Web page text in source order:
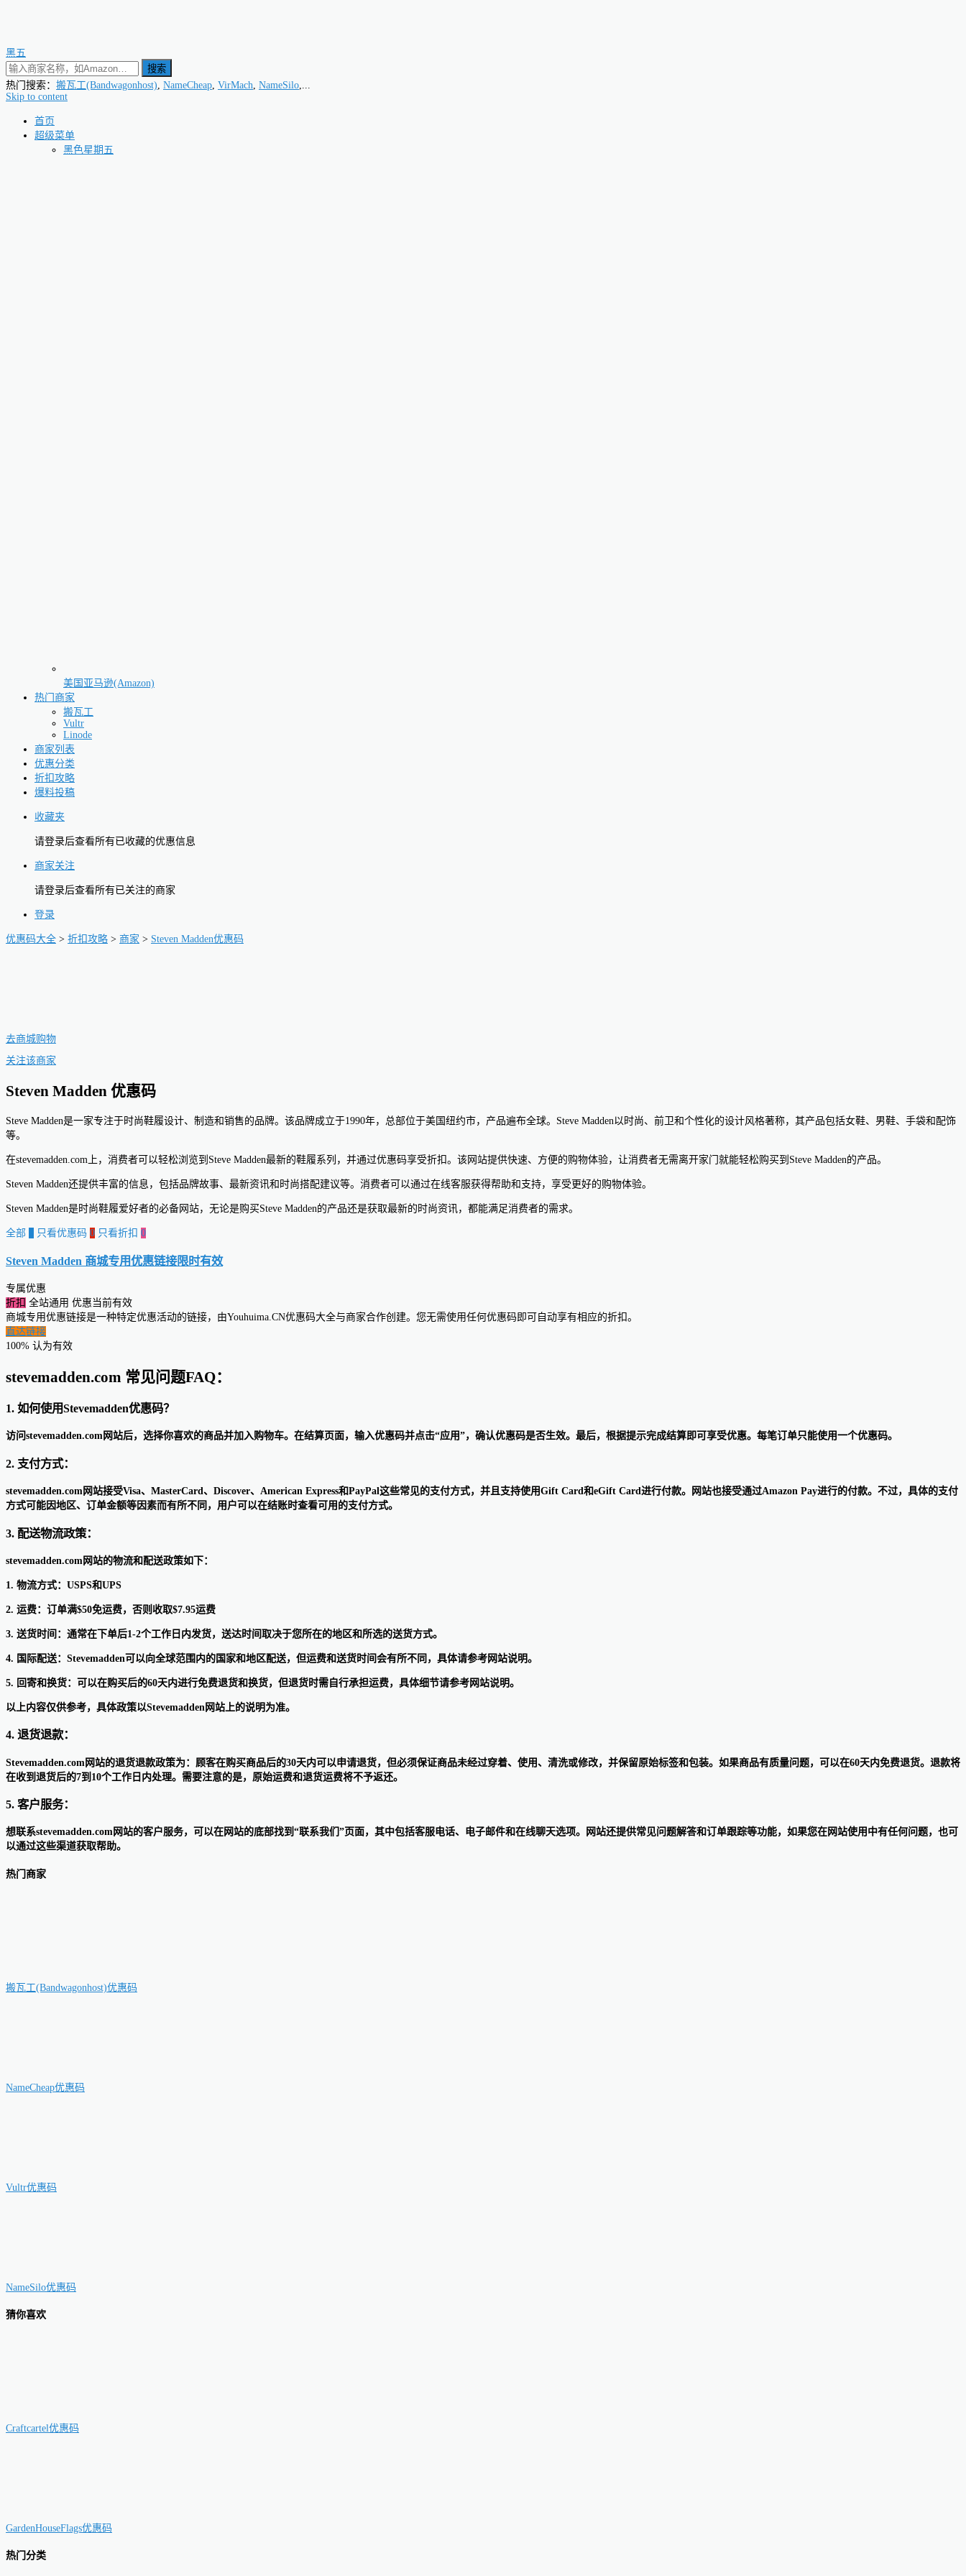
黑五
搜索
热门搜索： 搬瓦工(Bandwagonhost), NameCheap, VirMach, NameSilo,...
Skip to content
首页
超级菜单
黑色星期五
美国亚马逊(Amazon)
热门商家
搬瓦工
Vultr
Linode
商家列表
优惠分类
折扣攻略
爆料投稿
收藏夹
请登录后查看所有已收藏的优惠信息
商家关注
请登录后查看所有已关注的商家
登录
优惠码大全 > 折扣攻略 > 商家 > Steven Madden优惠码
去商城购物
关注该商家
Steven Madden 优惠码
Steve Madden是一家专注于时尚鞋履设计、制造和销售的品牌。该品牌成立于1990年，总部位于美国纽约市，产品遍布全球。Steve Madden以时尚、前卫和个性化的设计风格著称，其产品包括女鞋、男鞋、手袋和配饰
等。
在stevemadden.com上，消费者可以轻松浏览到Steve Madden最新的鞋履系列，并通过优惠码享受折扣。该网站提供快速、方便的购物体验，让消费者无需离开家门就能轻松购买到Steve Madden的产品。
Steven Madden还提供丰富的信息，包括品牌故事、最新资讯和时尚搭配建议等。消费者可以通过在线客服获得帮助和支持，享受更好的购物体验。
Steven Madden是时尚鞋履爱好者的必备网站，无论是购买Steve Madden的产品还是获取最新的时尚资讯，都能满足消费者的需求。
全部 只看优惠码 0 只看折扣 0
Steven Madden 商城专用优惠链接限时有效
专属优惠
折扣 全站通用 优惠当前有效
商城专用优惠链接是一种特定优惠活动的链接，由Youhuima.CN优惠码大全与商家合作创建。您无需使用任何优惠码即可自动享有相应的折扣。
直达链接
100% 认为有效
stevemadden.com 常见问题FAQ：
1. 如何使用Stevemadden优惠码？
访问stevemadden.com网站后，选择你喜欢的商品并加入购物车。在结算页面，输入优惠码并点击“应用”，确认优惠码是否生效。最后，根据提示完成结算即可享受优惠。每笔订单只能使用一个优惠码。
2. 支付方式：
stevemadden.com网站接受Visa、MasterCard、Discover、American Express和PayPal这些常见的支付方式，并且支持使用Gift Card和eGift Card进行付款。网站也接受通过Amazon Pay进行的付款。不过，具体的支付
方式可能因地区、订单金额等因素而有所不同，用户可以在结账时查看可用的支付方式。
3. 配送物流政策：
stevemadden.com网站的物流和配送政策如下：
1. 物流方式：USPS和UPS
2. 运费：订单满$50免运费，否则收取$7.95运费
3. 送货时间：通常在下单后1-2个工作日内发货，送达时间取决于您所在的地区和所选的送货方式。
4. 国际配送：Stevemadden可以向全球范围内的国家和地区配送，但运费和送货时间会有所不同，具体请参考网站说明。
5. 回寄和换货：可以在购买后的60天内进行免费退货和换货，但退货时需自行承担运费，具体细节请参考网站说明。
以上内容仅供参考，具体政策以Stevemadden网站上的说明为准。
4. 退货退款：
Stevemadden.com网站的退货退款政策为：顾客在购买商品后的30天内可以申请退货，但必须保证商品未经过穿着、使用、清洗或修改，并保留原始标签和包装。如果商品有质量问题，可以在60天内免费退货。退款将
在收到退货后的7到10个工作日内处理。需要注意的是，原始运费和退货运费将不予返还。
5. 客户服务：
想联系stevemadden.com网站的客户服务，可以在网站的底部找到“联系我们”页面，其中包括客服电话、电子邮件和在线聊天选项。网站还提供常见问题解答和订单跟踪等功能，如果您在网站使用中有任何问题，也可
以通过这些渠道获取帮助。
热门商家
搬瓦工(Bandwagonhost)优惠码
NameCheap优惠码
Vultr优惠码
NameSilo优惠码
猜你喜欢
Craftcartel优惠码
GardenHouseFlags优惠码
热门分类